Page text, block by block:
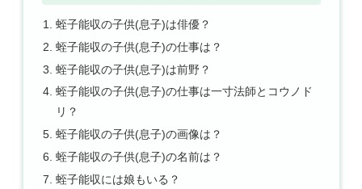
蛭子能収の子供(息子)は俳優？
蛭子能収の子供(息子)の仕事は？
蛭子能収の子供(息子)は前野？
蛭子能収の子供(息子)の仕事は一寸法師とコウノド
リ？
蛭子能収の子供(息子)の画像は？
蛭子能収の子供(息子)の名前は？
蛭子能収には娘もいる？